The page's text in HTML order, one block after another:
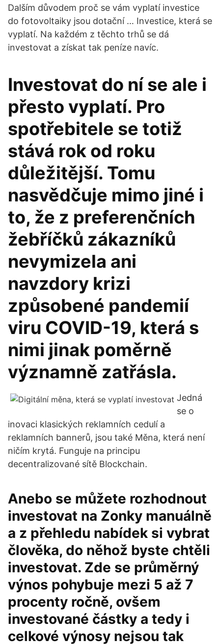
Dalším důvodem proč se vám vyplatí investice
do fotovoltaiky jsou dotační … Investice, která se
vyplatí. Na každém z těchto trhů se dá
investovat a získat tak peníze navíc.
Investovat do ní se ale i
přesto vyplatí. Pro
spotřebitele se totiž
stává rok od roku
důležitější. Tomu
nasvědčuje mimo jiné i
to, že z preferenčních
žebříčků zákazníků
nevymizela ani
navzdory krizi
způsobené pandemií
viru COVID-19, která s
nimi jinak poměrně
významně zatřásla.
Jedná
se o
inovaci klasických reklamních cedulí a
reklamních bannerů, jsou také Měna, která není
ničím krytá. Funguje na principu
decentralizované sítě Blockchain.
Anebo se můžete rozhodnout
investovat na Zonky manuálně
a z přehledu nabídek si vybrat
člověka, do něhož byste chtěli
investovat. Zde se průměrný
výnos pohybuje mezi 5 až 7
procenty ročně, ovšem
investované částky a tedy i
celkové výnosy nejsou tak